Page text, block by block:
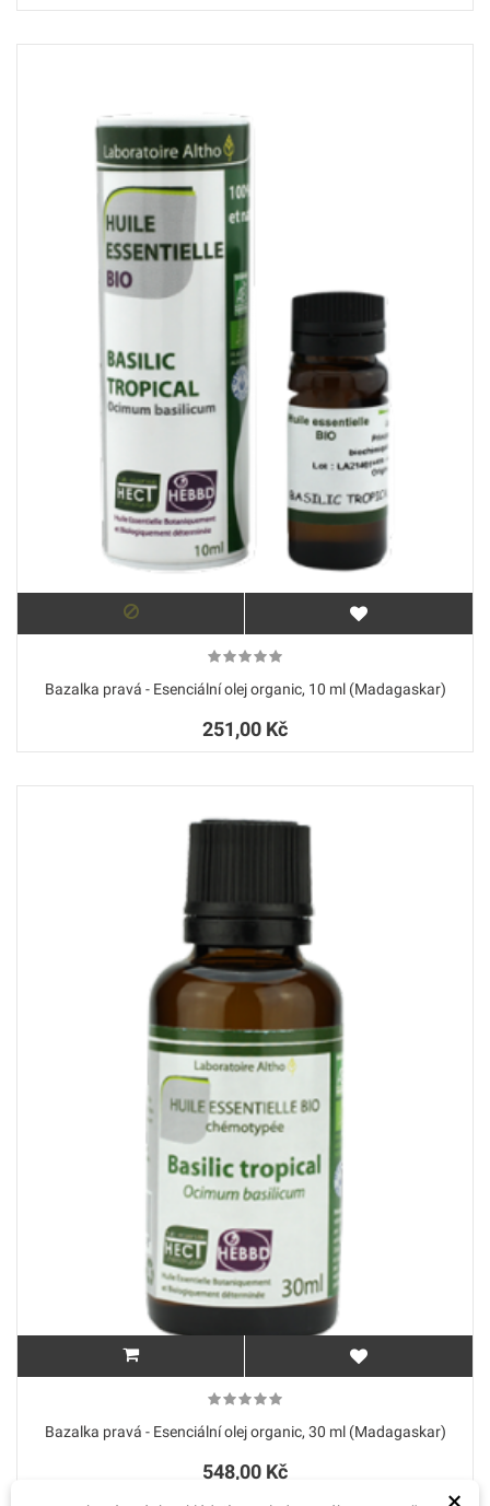
Bazalka pravá - Esenciální olej organic, 10 ml (Madagaskar)
251,00 Kč
Bazalka pravá - Esenciální olej organic, 30 ml (Madagaskar)
548,00 Kč